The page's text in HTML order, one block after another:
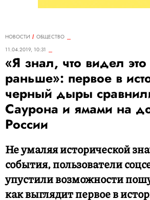
НОВОСТИ
ОБЩЕСТВО
11.04.2019, 10:31
«Я знал, что видел это
раньше»: первое в
черный дыры
Саурона и ямами на
России
Не умаляя исторической
события, пользователи
упустили возможности
как выглядит первое в